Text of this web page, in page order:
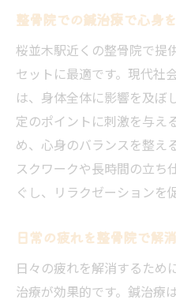
整骨院での鍼治療で心身
桜並木駅近くの整骨院で提
セットに最適です。現代社
は、身体全体に影響を及ぼ
定のポイントに刺激を与え
め、心身のバランスを整え
スクワークや長時間の立ち
ぐし、リラクゼーションを
日常の疲れを整骨院で解
日々の疲れを解消するため
治療が効果的です。鍼治療